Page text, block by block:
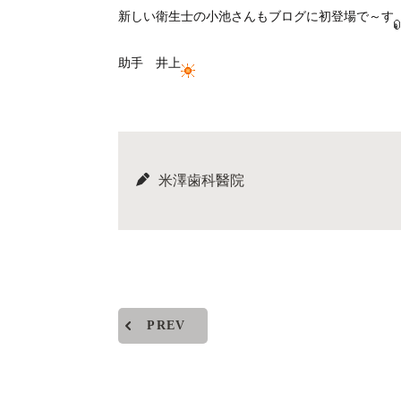
新しい衛生士の小池さんもブログに初登場で～す
助手 井上
米澤歯科醫院
PREV